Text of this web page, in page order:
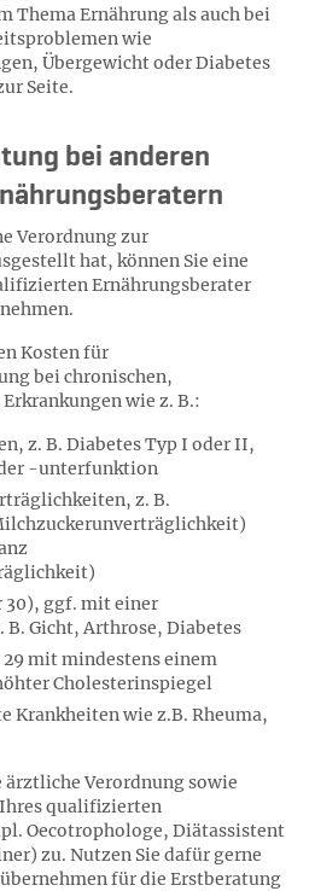
Thema Ernährung als auch bei
wie
Übergewicht oder Diabetes
Seite.
bei anderen
Verordnung zur
hat, können Sie eine
Ernährungsberater
Kosten für
bei chronischen,
wie z. B.:
z. B. Diabetes Typ I oder II,
-unterfunktion
z. B.
30), ggf. mit einer
Gicht, Arthrose, Diabetes
mit mindestens einem
Cholesterinspiegel
Krankheiten wie z.B. Rheuma,
ärztliche Verordnung sowie
qualifizierten
Oecotrophologe, Diätassistent
zu. Nutzen Sie dafür gerne
für die Erstberatung